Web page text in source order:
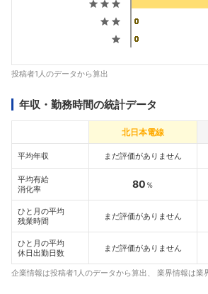
投稿者1人のデータから算出
年収・勤務時間の統計データ
北日本電線
平均年収 まだ評価がありません
平均有給
消化率
80 ％
ひと月の平均
残業時間
まだ評価がありません
ひと月の平均
休日出勤日数
まだ評価がありません
企業情報は投稿者1人のデータから算出、 業界情報は業